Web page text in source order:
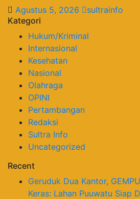
Agustus 5, 2026
sultrainfo
Kategori
Hukum/Kriminal
Internasional
Kesehatan
Nasional
Olahraga
OPINI
Pertambangan
Redaksi
Sultra Info
Uncategorized
Recent
Geruduk Dua Kantor,
Keras: Lahan Puuwatu Siap